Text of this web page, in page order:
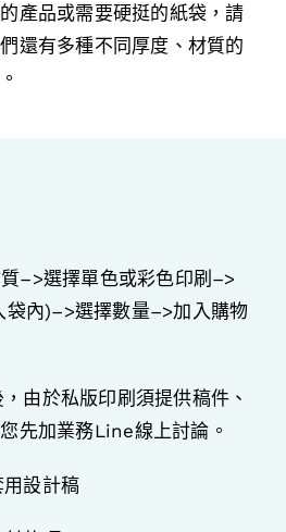
產品或需要硬挺的紙袋，請
還有多種不同厚度、材質的
–>選擇單色或彩色印刷–>
袋內)–>選擇數量–>加入購物
由於私版印刷須提供稿件、
先加業務Line線上討論。
設計稿